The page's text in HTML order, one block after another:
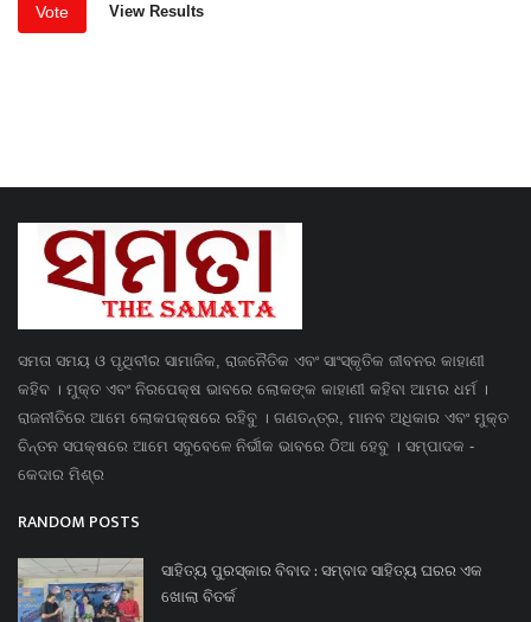
Vote View Results
ସମତା ସମୟ ଓ ପୃଥିବୀର ସାମାଜିକ, ରାଜନୈତିକ ଏବଂ ସାଂସ୍କୃତିକ ଜୀବନର କାହାଣୀ
କହିବ । ମୁକ୍ତ ଏବଂ ନିରପେକ୍ଷ ଭାବରେ ଲୋକଙ୍କ କାହାଣୀ କହିବା ଆମର ଧର୍ମ ।
ରାଜନୀତିରେ ଆମେ ଲୋକପକ୍ଷରେ ରହିବୁ । ଗଣତନ୍ତ୍ର, ମାନବ ଅଧିକାର ଏବଂ ମୁକ୍ତ
ଚିନ୍ତନ ସପକ୍ଷରେ ଆମେ ସବୁବେଳେ ନିର୍ଭୀକ ଭାବରେ ଠିଆ ହେବୁ । ସମ୍ପାଦକ -
କେଦାର ମିଶ୍ର
RANDOM POSTS
ସାହିତ୍ୟ ପୁରସ୍କାର ବିବାଦ : ସମ୍ବାଦ ସାହିତ୍ୟ ଘରର ଏକ
ଖୋଲା ବିତର୍କ